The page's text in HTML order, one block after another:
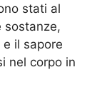
stati al
sostanze,
il sapore
nel corpo in